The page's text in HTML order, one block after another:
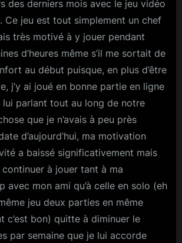
des derniers mois avec le jeu vidéo
Ce jeu est tout simplement un chef
très motivé à y jouer pendant
d’heures même s’il me sortait de
au début puisque, en plus d’être
j’y ai joué en bonne partie en ligne
lui parlant tout au long de notre
que je n’avais à peu près
d’aujourd’hui, ma motivation
a baissé significativement mais
à jouer tant à ma
avec mon ami qu’à celle en solo (eh
jeu deux parties en même
c’est bon) quitte à diminuer le
par semaine que je lui accorde